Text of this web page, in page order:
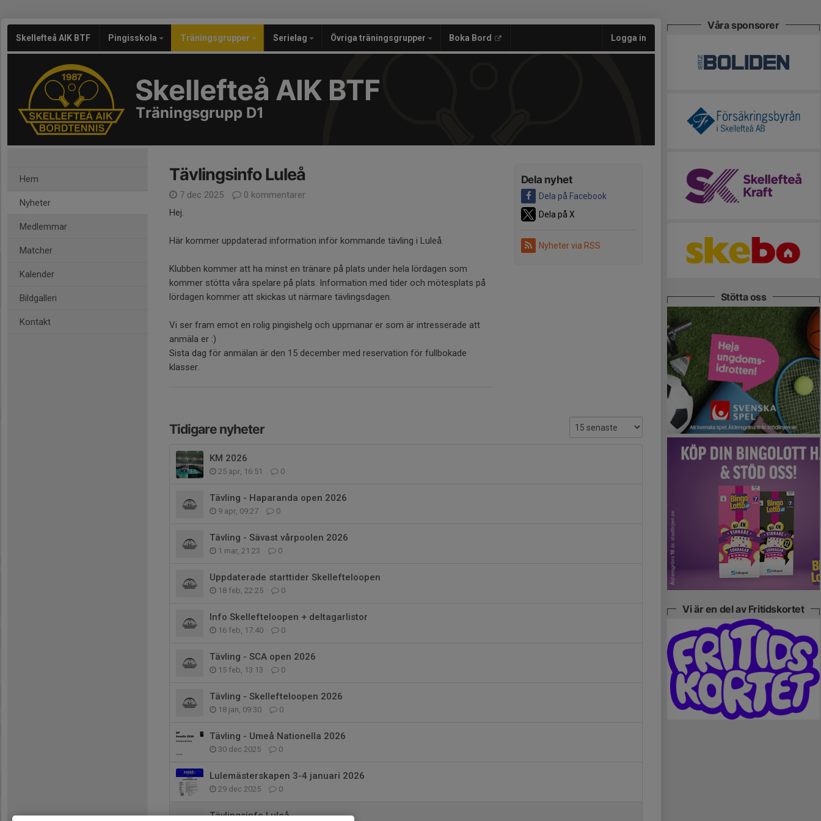
Skellefteå AIK BTF Pingisskola Träningsgrupper Serielag Övriga träningsgrupper Boka Bord Logga in
Skellefteå AIK BTF
Träningsgrupp D1
Hem
Nyheter
Medlemmar
Matcher
Kalender
Bildgalleri
Kontakt
Dela nyhet
Dela på Facebook
Dela på X
Nyheter via RSS
Tävlingsinfo Luleå
7 dec 2025
0 kommentarer
Hej.
Här kommer uppdaterad information inför kommande tävling i Luleå.
Klubben kommer att ha minst en tränare på plats under hela lördagen som
kommer stötta våra spelare på plats. Information med tider och mötesplats på
lördagen kommer att skickas ut närmare tävlingsdagen.
Vi ser fram emot en rolig pingishelg och uppmanar er som är intresserade att
anmäla er :)
Sista dag för anmälan är den 15 december med reservation för fullbokade
klasser.
Tidigare nyheter
KM 2026
25 apr, 16:51 0
Tävling - Haparanda open 2026
9 apr, 09:27 0
Tävling - Sävast vårpoolen 2026
1 mar, 21:23 0
Uppdaterade starttider Skellefteloopen
18 feb, 22:25 0
Info Skellefteloopen + deltagarlistor
16 feb, 17:40 0
Tävling - SCA open 2026
15 feb, 13:13 0
Tävling - Skellefteloopen 2026
18 jan, 09:30 0
Tävling - Umeå Nationella 2026
30 dec 2025 0
Lulemästerskapen 3-4 januari 2026
29 dec 2025 0
Tävlingsinfo Luleå
Våra sponsorer
Stötta oss
Vi är en del av Fritidskortet